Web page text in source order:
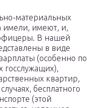
материальных
имели, имеют, и,
офицеры. В нашей
в виде
(особенно по
госслужащих),
квартир,
бесплатного
(этой